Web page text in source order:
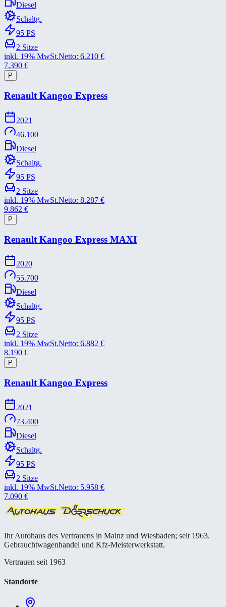
Diesel
Schaltg.
95 PS
2 Sitze
inkl. 19% MwSt.Netto: 6.210 €
7.390 €
P
Renault Kangoo Express
2021
46.100
Diesel
Schaltg.
95 PS
2 Sitze
inkl. 19% MwSt.Netto: 8.287 €
9.862 €
P
Renault Kangoo Express MAXI
2020
55.700
Diesel
Schaltg.
95 PS
2 Sitze
inkl. 19% MwSt.Netto: 6.882 €
8.190 €
P
Renault Kangoo Express
2021
73.400
Diesel
Schaltg.
95 PS
2 Sitze
inkl. 19% MwSt.Netto: 5.958 €
7.090 €
Ihr Autohaus des Vertrauens in Mainz und Wiesbaden; seit 1963.
Gebrauchtwagenhandel und Kfz-Meisterwerkstatt.
Vertrauen seit 1963
Standorte